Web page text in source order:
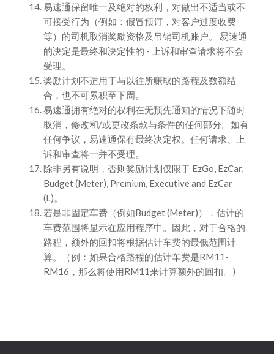
易速通保留唯一及绝对的权利，对做出不适当或不
可接受行为（例如：假冒预订，对客户过度收费
等）的司机取消奖励资格及吊销司机账户。 易速通
的决定是最终和决定性的 - 上诉和审查请求将不会
受理。
奖励计划不适用于与以往所赚取的路程及数额结
合，也不可累积至下周。
易速通拥有绝对的权利在无预先通知的情况下随时
取消，修改和/或更改条款与条件的任何部分。如有
任何争议，易速通保有最终决定权。任何请求、上
诉和审查将一并不受理。
除非另有说明，否则奖励计划仅限于 EzGo, EzCar,
Budget (Meter), Premium, Executive and EzCar
(L)。
若是非固定车费（例如Budget (Meter)），估计的
车费范围将显示在应用程序中。因此，对于合格的
路程，额外的回扣将根据估计车费的最低范围计
算。（例：如果合格路程的估计车费是RM11-
RM16，那么将使用RM11来计算额外的回扣。)